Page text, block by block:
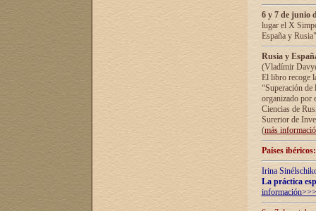
6 y 7 de junio
lugar el X
España y
Rusia y
(Vladímir
El libro recoge
“Superación
organizado por
Ciencias de
Surerior de
(más
Países
Irina
La práctica
información>>>